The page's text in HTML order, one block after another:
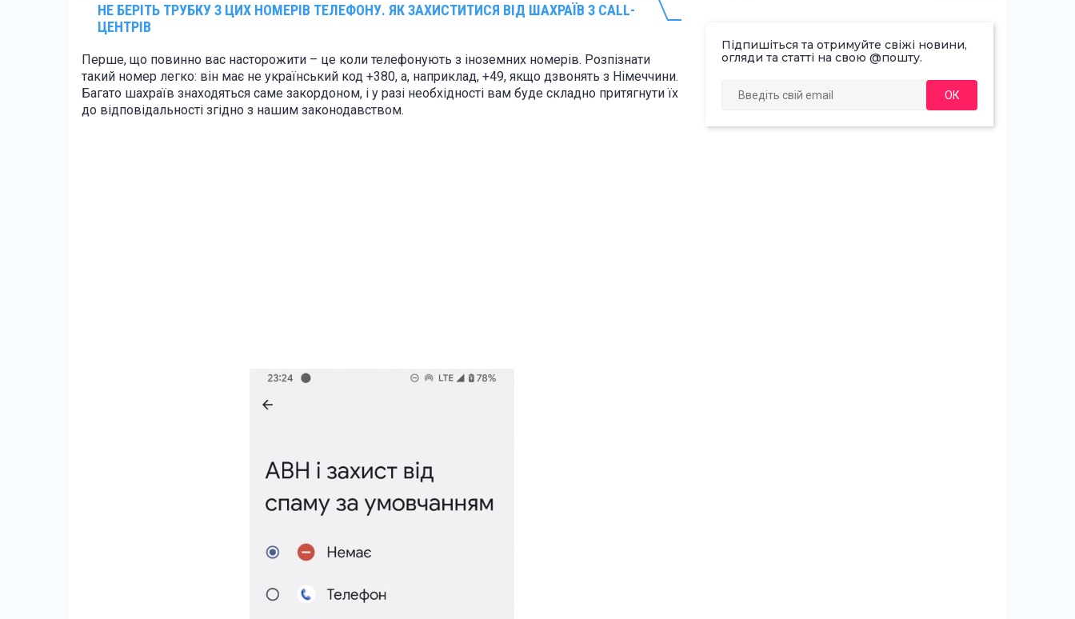
НЕ БЕРІТЬ ТРУБКУ З ЦИХ НОМЕРІВ ТЕЛЕФОНУ. ЯК ЗАХИСТИТИСЯ ВІД ШАХРАЇВ З CALL-
ЦЕНТРІВ
Перше, що повинно вас насторожити – це коли телефонують з іноземних номерів. Розпізнати
такий номер легко: він має не український код +380, а, наприклад, +49, якщо дзвонять з Німеччини.
Багато шахраїв знаходяться саме закордоном, і у разі необхідності вам буде складно притягнути їх
до відповідальності згідно з нашим законодавством.
Підпишіться та отримуйте свіжі новини,
огляди та статті на свою @пошту.
ОК